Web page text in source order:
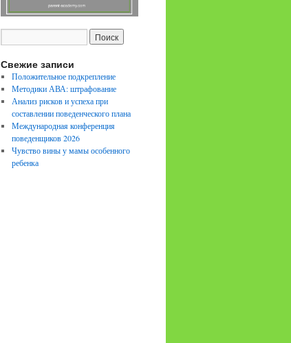
Свежие записи
Положительное подкрепление
Методики АВА: штрафование
Анализ рисков и успеха при
составлении поведенческого плана
Международная конференция
поведенщиков 2026
Чувство вины у мамы особенного
ребенка